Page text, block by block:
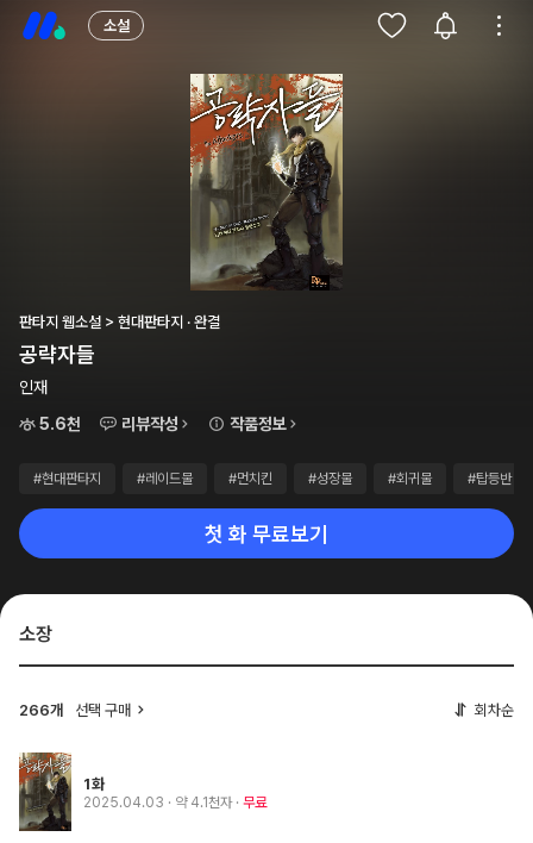
소설
판타지 웹소설 > 현대판타지 · 완결
공략자들
인재
5.6천
리뷰작성 작품정보
#현대판타지 #레이드물 #먼치킨 #성장물 #회귀물 #탑등반
첫 화 무료보기
소장
266개 선택 구매 회차순
1화
2025.04.03 · 약 4.1천자 무료